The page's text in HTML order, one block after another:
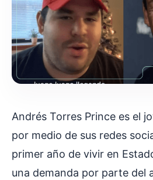
Andrés Torres Prince es el
por medio de sus redes
primer año de vivir en
una demanda por parte del